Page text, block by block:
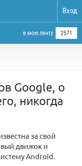
Вход
в мою ленту 2571
Google, о
никогда
за свой
движок и
Android.